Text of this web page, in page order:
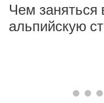
Чем заняться
альпийскую